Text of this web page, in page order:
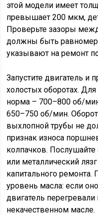
этой модели имеет
превышает 200 мкм,
Проверьте зазоры
должны быть
указывают на ремонт
Запустите двигатель и
холостых оборотах.
норма – 700–800 об/
650–750 об/мин.
выхлопной трубы не
признак износа
колпачков. Послушайте
или металлический
капитального ремонта.
уровень масла: если
двигатель
некачественном масле.